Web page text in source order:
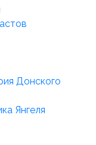
Донского
Янгеля